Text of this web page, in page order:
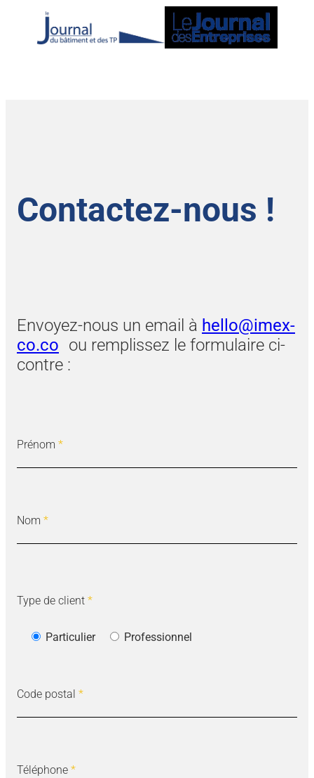
Contactez-nous !
Envoyez-nous un email à hello@imex-
co.co ou remplissez le formulaire ci-
contre :
Prénom *
Nom *
Type de client *
Particulier Professionnel
Code postal *
Téléphone *